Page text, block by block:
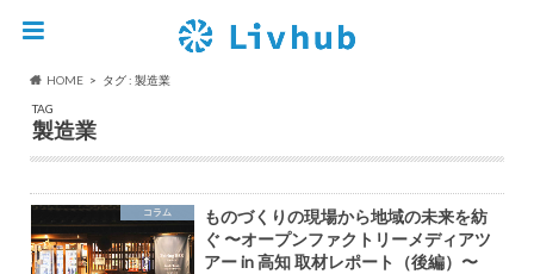
HOME
タグ : 製造業
TAG
製造業
コラム
ものづくりの現場から地域の未来を紡
ぐ 〜オープンファクトリーメディアツ
アー in 高知 取材レポート（後編）〜